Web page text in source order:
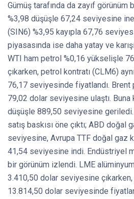
Gümüş tarafında da zayıf
%3,98 düşüşle 67,24 seviyesine
(SIN6) %3,95 kayıpla 67,76
piyasasında ise daha yatay ve
WTI ham petrol %0,16 yükselişle
çıkarken, petrol kontratı (CLM6)
76,17 seviyesinde fiyatlandı.
79,02 dolar seviyesine ulaştı. Buna
düşüşle 889,50 seviyesine
satış baskısı öne çıktı; ABD doğal
seviyesine, Avrupa TTF doğal gaz
41,54 seviyesine indi. Endüstriyel
bir görünüm izlendi. LME
3.410,50 dolar seviyesine çıkarken,
13.814,50 dolar seviyesinde